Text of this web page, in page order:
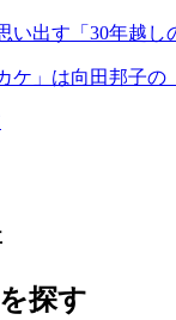
い出す「30年越し
ケ」は向田邦子の
探す